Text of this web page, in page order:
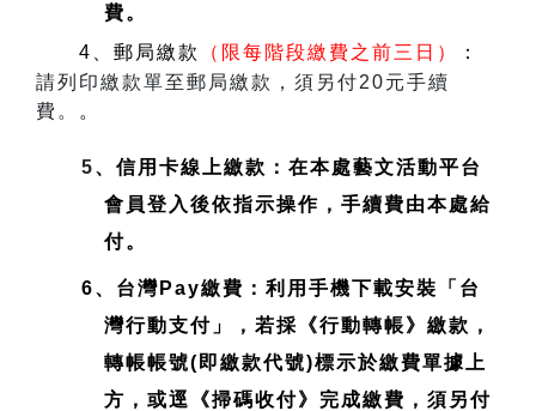
費。
4、郵局繳款
（限每階段繳費之前三日）
：
請列印繳款單至郵局繳款，須另付20元手續
費。
。
5、信用卡線上繳款：在本處藝文活動平台
會員登入後依指示操作，手續費由本處給
付。
6、台灣Pay繳費：利用手機下載安裝「台
灣行動支付」，若採《行動轉帳》繳款，
轉帳帳號(即繳款代號)標示於繳費單據上
方，或逕《掃碼收付》完成繳費，須另付